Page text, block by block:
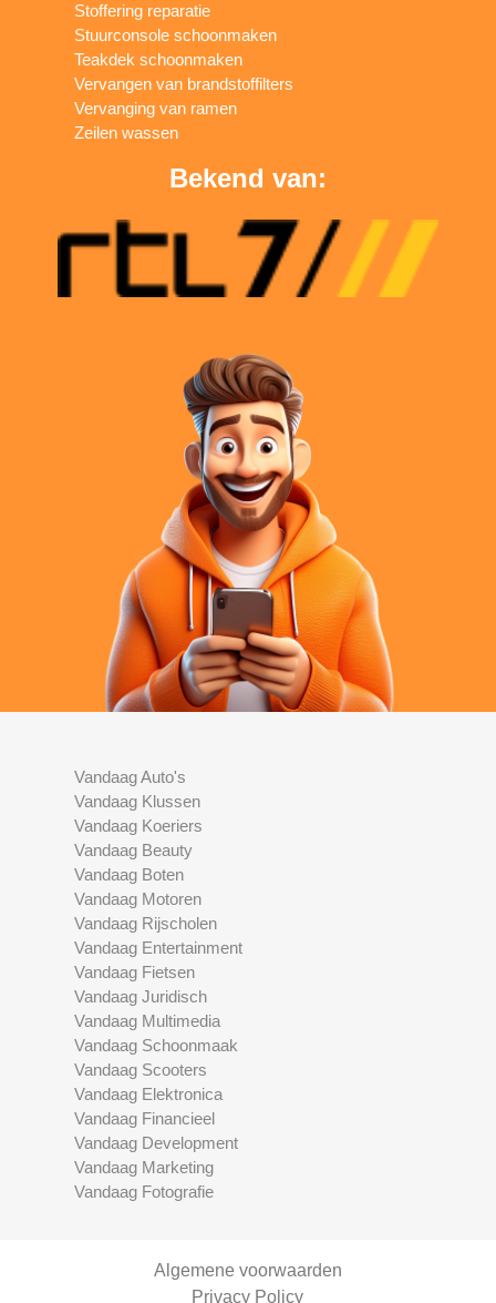
Stoffering reparatie
Stuurconsole schoonmaken
Teakdek schoonmaken
Vervangen van brandstoffilters
Vervanging van ramen
Zeilen wassen
Bekend van:
Vandaag Auto's
Vandaag Klussen
Vandaag Koeriers
Vandaag Beauty
Vandaag Boten
Vandaag Motoren
Vandaag Rijscholen
Vandaag Entertainment
Vandaag Fietsen
Vandaag Juridisch
Vandaag Multimedia
Vandaag Schoonmaak
Vandaag Scooters
Vandaag Elektronica
Vandaag Financieel
Vandaag Development
Vandaag Marketing
Vandaag Fotografie
Algemene voorwaarden
Privacy Policy